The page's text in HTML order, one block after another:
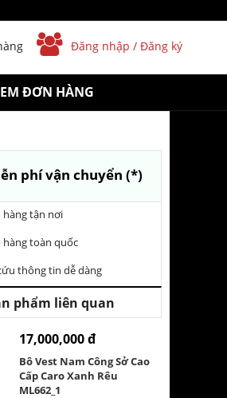
Đăng nhập / Đăng ký
ĐƠN HÀNG
phí vận chuyển (*)
hàng tận nơi
hàng toàn quốc
thông tin dễ dàng
phẩm liên quan
17,000,000 đ
Bô Vest Nam Công Sở Cao
Cấp Caro Xanh Rêu
ML662_1